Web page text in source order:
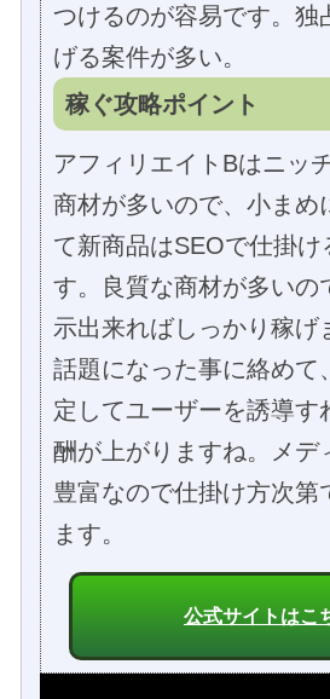
つけるのが容易です。独
げる案件が多い。
稼ぐ攻略ポイント
アフィリエイトBはニッ
商材が多いので、小まめ
て新商品はSEOで仕掛け
す。良質な商材が多いの
示出来ればしっかり稼げ
話題になった事に絡めて
定してユーザーを誘導す
酬が上がりますね。メデ
豊富なので仕掛け方次第
ます。
公式サイトはこ